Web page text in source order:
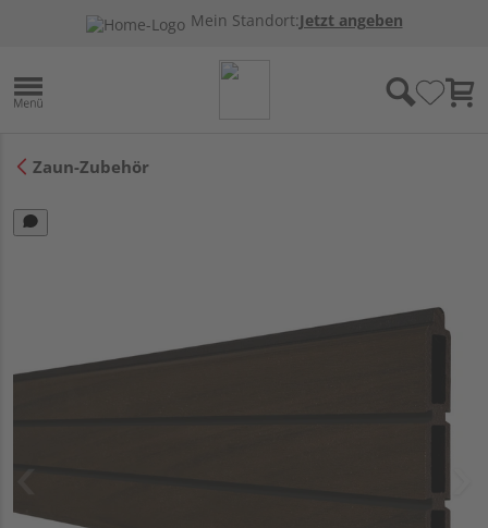
Mein Standort:Jetzt angeben
Zaun-Zubehör